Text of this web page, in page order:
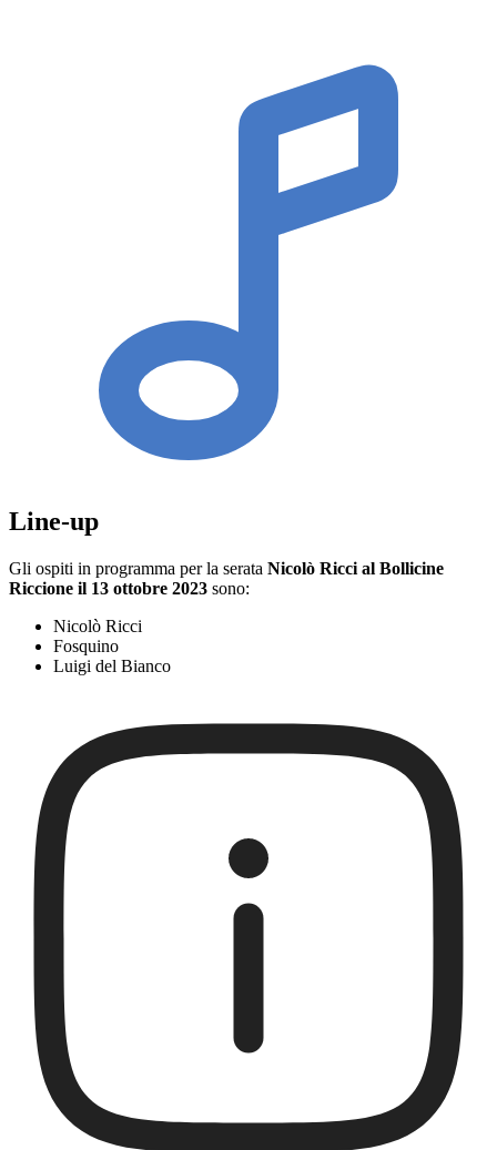
Line-up
Gli ospiti in programma per la serata Nicolò Ricci al Bollicine
Riccione il 13 ottobre 2023 sono:
Nicolò Ricci
Fosquino
Luigi del Bianco